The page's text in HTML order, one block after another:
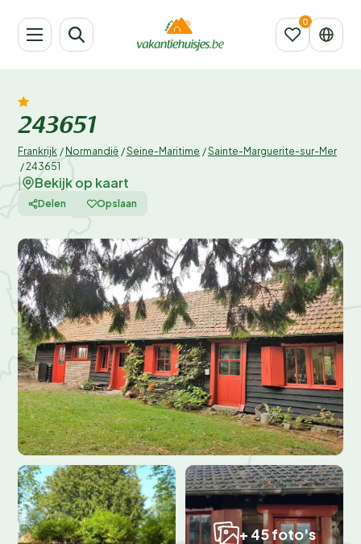
243651
Frankrijk / Normandië /Seine-Maritime /Sainte-Marguerite-sur-Mer
/243651
Bekijk op kaart
Delen Opslaan
+ 45 foto's